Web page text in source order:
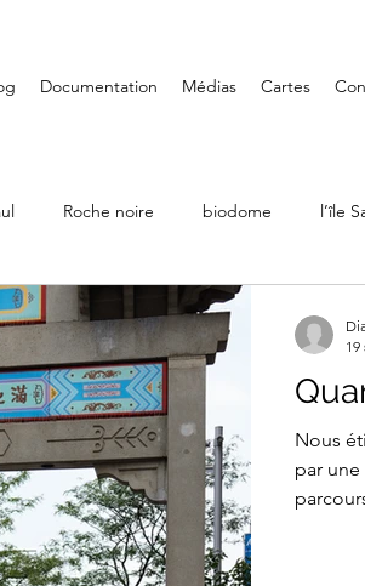
Documentation Médias Cartes
Roche noire biodome l’île
Ville Émard Musées
LaSalle Randonnée Iles de
Art mural Saint-Henri Fondation
Nous
par
19